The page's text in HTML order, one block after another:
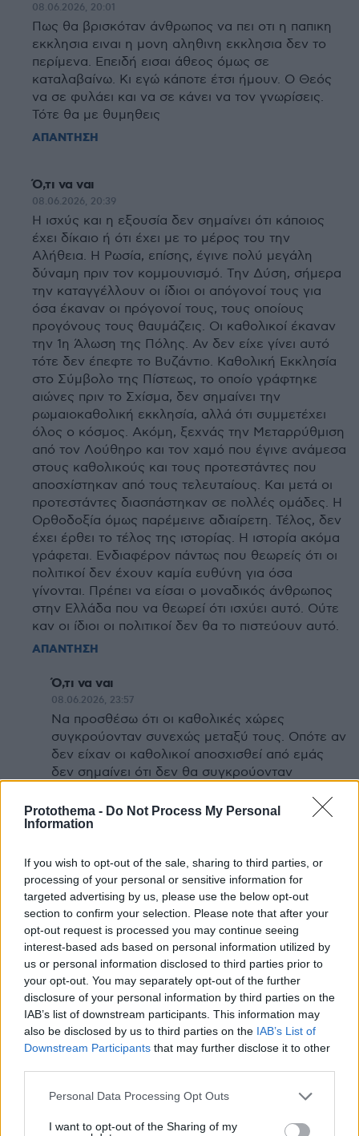
Protothema - Do Not Process My Personal
Information
If you wish to opt-out of the sale, sharing to third parties, or
processing of your personal or sensitive information for
targeted advertising by us, please use the below opt-out
section to confirm your selection. Please note that after your
opt-out request is processed you may continue seeing
interest-based ads based on personal information utilized by
us or personal information disclosed to third parties prior to
your opt-out. You may separately opt-out of the further
disclosure of your personal information by third parties on the
IAB’s list of downstream participants. This information may
also be disclosed by us to third parties on the IAB’s List of
Downstream Participants that may further disclose it to other
Please note that this website/app uses one or more Google
not limited to your visit or usage behaviour. You may click to
Personal Data Processing Opt Outs
I want to opt-out of the Sharing of my
08.06.2026, 20:01
Πως θα βρισκόταν άνθρωπος να πει οτι η παπικη
εκκλησια ειναι η μονη αληθινη εκκλησια δεν το
περίμενα. Επειδή εισαι άθεος όμως σε
καταλαβαίνω. Κι εγώ κάποτε έτσι ήμουν. Ο Θεός
να σε φυλάει και να σε κάνει να τον γνωρίσεις.
Τότε θα με θυμηθεις
ΑΠΑΝΤΗΣΗ
Ό,τι να ναι
08.06.2026, 20:39
Η ισχύς και η εξουσία δεν σημαίνει ότι κάποιος
έχει δίκαιο ή ότι έχει με το μέρος του την
Αλήθεια. Η Ρωσία, επίσης, έγινε πολύ μεγάλη
δύναμη πριν τον κομμουνισμό. Την Δύση, σήμερα
την καταγγέλλουν οι ίδιοι οι απόγονοί τους για
όσα έκαναν οι πρόγονοί τους, τους οποίους
προγόνους τους θαυμάζεις. Οι καθολικοί έκαναν
την 1η Άλωση της Πόλης. Αν δεν είχε γίνει αυτό
τότε δεν έπεφτε το Βυζάντιο. Καθολική Εκκλησία
στο Σύμβολο της Πίστεως, το οποίο γράφτηκε
αιώνες πριν το Σχίσμα, δεν σημαίνει την
ρωμαιοκαθολική εκκλησία, αλλά ότι συμμετέχει
όλος ο κόσμος. Ακόμη, ξεχνάς την Μεταρρύθμιση
από τον Λούθηρο και τον χαμό που έγινε ανάμεσα
στους καθολικούς και τους προτεστάντες που
αποσχίστηκαν από τους τελευταίους. Και μετά οι
προτεστάντες διασπάστηκαν σε πολλές ομάδες. Η
Ορθοδοξία όμως παρέμεινε αδιαίρετη. Τέλος, δεν
έχει έρθει το τέλος της ιστορίας. Η ιστορία ακόμα
γράφεται. Ενδιαφέρον πάντως που θεωρείς ότι οι
πολιτικοί δεν έχουν καμία ευθύνη για όσα
γίνονται. Πρέπει να είσαι ο μοναδικός άνθρωπος
στην Ελλάδα που να θεωρεί ότι ισχύει αυτό. Ούτε
καν οι ίδιοι οι πολιτικοί δεν θα το πιστεύουν αυτό.
ΑΠΑΝΤΗΣΗ
Ό,τι να ναι
08.06.2026, 23:57
Να προσθέσω ότι οι καθολικές χώρες
συγκρούονταν συνεχώς μεταξύ τους. Οπότε αν
δεν είχαν οι καθολικοί αποσχισθεί από εμάς
δεν σημαίνει ότι δεν θα συγκρούονταν
κράτη, όπως η Βενετία και η Γένοβα,
συγκρούονταν συνεχώς μεταξύ τους και με το
εμπορίου.
ΑΠΑΝΤΗΣΗ
Πολίτης
08.06.2026, 18:17
Για όλους μας έχει πει. Ονόματα και κόμματα Τι
ποσοστά θα πάρουν κτλ. Για τον μόνο που δεν μας
έχει πει είναι. Για τον Μητσοτάκη και την ΝΔ.
ΑΠΑΝΤΗΣΗ
08.06.2026, 18:11